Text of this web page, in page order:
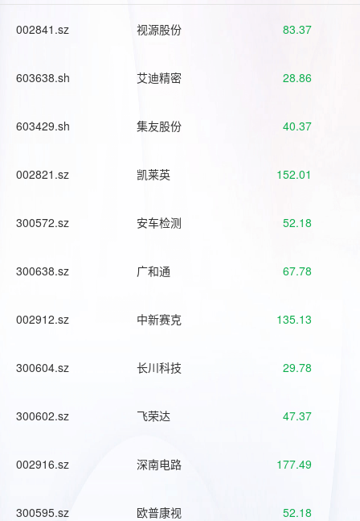
002841.sz 视源股份 83.37
603638.sh 艾迪精密 28.86
603429.sh 集友股份 40.37
002821.sz 凯莱英 152.01
300572.sz 安车检测 52.18
300638.sz 广和通 67.78
002912.sz 中新赛克 135.13
300604.sz 长川科技 29.78
300602.sz 飞荣达 47.37
002916.sz 深南电路 177.49
300595.sz 欧普康视 52.18